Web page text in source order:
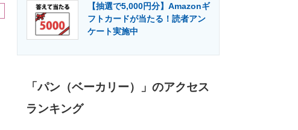
【抽選で5,000円分】Amazonギ
フトカードが当たる！読者アン
ケート実施中
「パン（ベーカリー）」のアクセス
ランキング